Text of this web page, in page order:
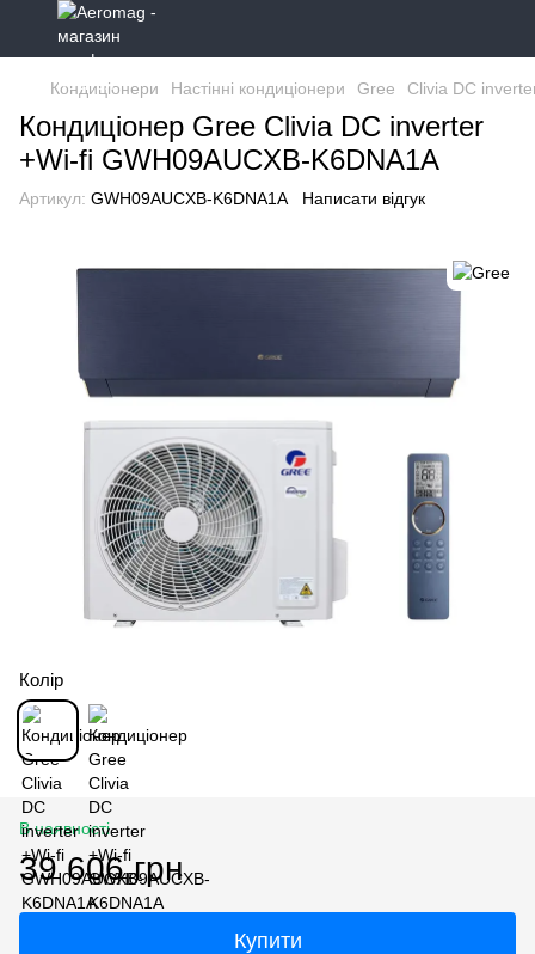
Кондиціонери Настінні кондиціонери Gree Clivia DC
Кондиціонер Gree Clivia DC inverter
+Wi-fi GWH09AUCXB-K6DNA1A
Артикул: GWH09AUCXB-K6DNA1A Написати відгук
Колір
В наявності
39 606 грн
Купити